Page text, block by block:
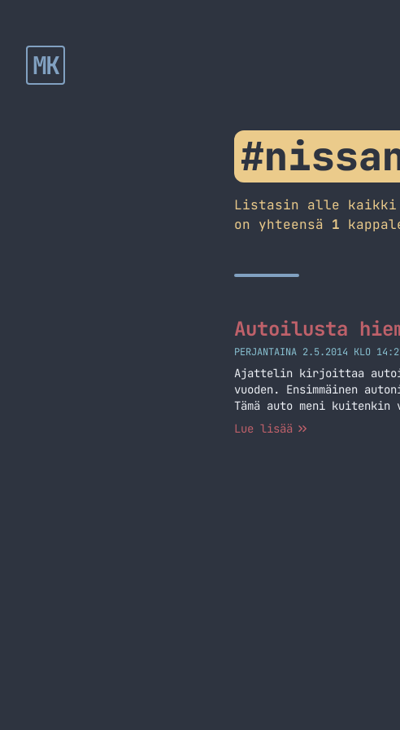
MK
Listasin alle kaikki
on yhteensä 1
Autoilusta
PERJANTAINA 2.5.2014 KLO
Ajattelin kirjoittaa
vuoden. Ensimmäinen
Tämä auto meni
tarvitsi sitä enemmän
Lue lisää